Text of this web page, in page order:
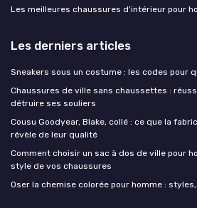
Les meilleures chaussures d'intérieur pour
Les derniers articles
Sneakers sous un costume : les codes pour
Chaussures de ville sans chaussettes :
détruire ses souliers
Cousu Goodyear, Blake, collé : ce que la
révèle de leur qualité
Comment choisir un sac à dos de ville pour
style de vos chaussures
Oser la chemise colorée pour homme :